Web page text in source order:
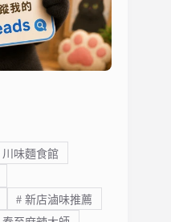
川味麵食館
# 新店滷味推薦